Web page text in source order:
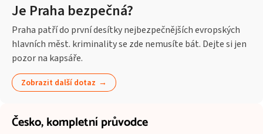
Je Praha bezpečná?
Praha patří do první desítky nejbezpečnějších evropských
hlavních měst. kriminality se zde nemusíte bát. Dejte si jen
pozor na kapsáře.
Zobrazit další dotaz
Česko,kompletní průvodce